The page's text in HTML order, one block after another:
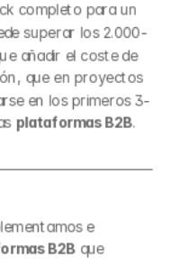
completo para un
superar los 2.000-
añadir el coste de
que en proyectos
en los primeros 3-
plataformas B2B.
e
B2B que